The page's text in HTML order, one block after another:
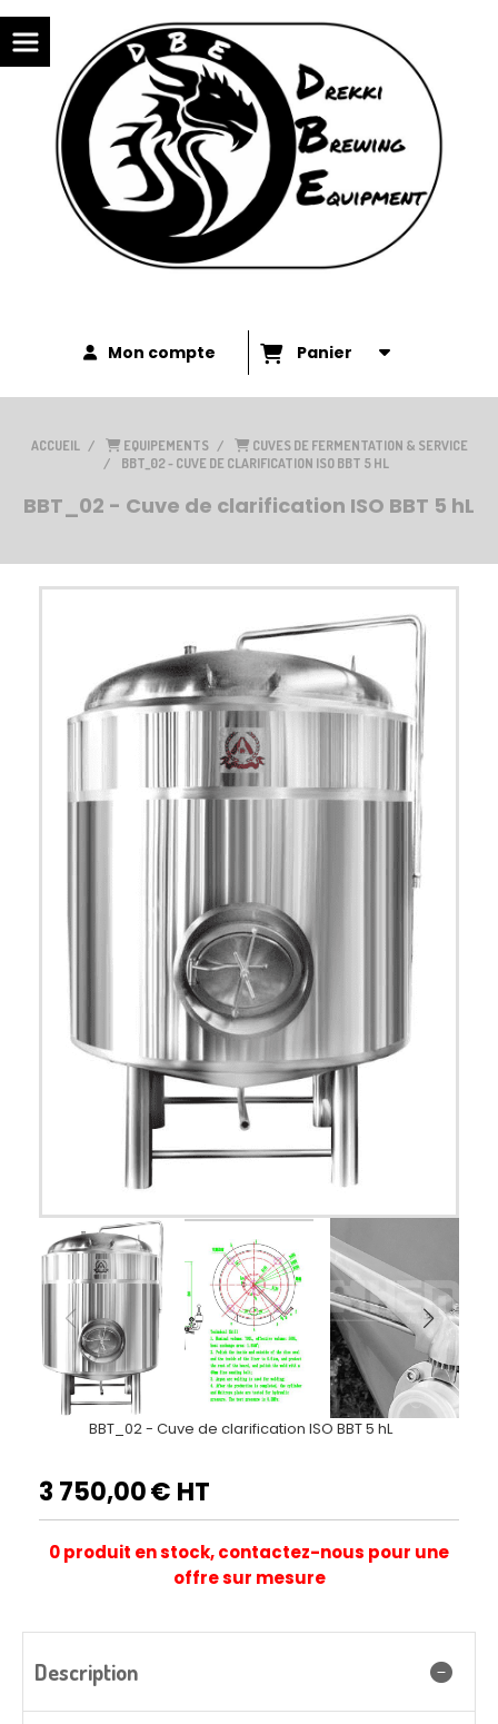
Mon compte Panier
ACCUEIL EQUIPEMENTS
CUVES DE FERMENTATION & SERVICE
BBT_02 - CUVE DE CLARIFICATION ISO BBT 5 HL
BBT_02 - Cuve de clarification ISO BBT 5 hL
BBT_02 - Cuve de clarification ISO BBT 5 hL
3 750,00€ HT
0 produit en stock, contactez-nous pour une
offre sur mesure
Description